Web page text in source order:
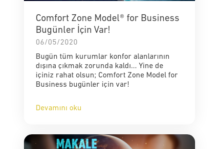
Comfort Zone Model® for Business
Bugünler İçin Var!
06/05/2020
Bugün tüm kurumlar konfor alanlarının
dışına çıkmak zorunda kaldı... Yine de
içiniz rahat olsun; Comfort Zone Model for
Business bugünler için var!
Devamını oku